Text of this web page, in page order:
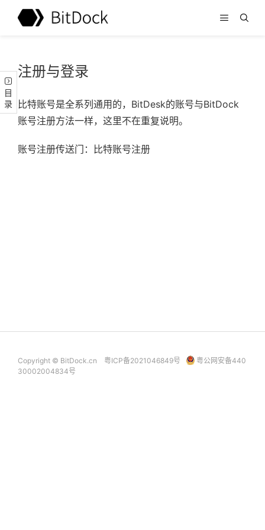
目录
注册与登录
比特账号是全系列通用的，BitDesk的账号与BitDock
账号注册方法一样，这里不在重复说明。
账号注册传送门： 比特账号注册
Copyright © BitDock.cn 粤ICP备2021046849号
粤公网安备440
30002004834号